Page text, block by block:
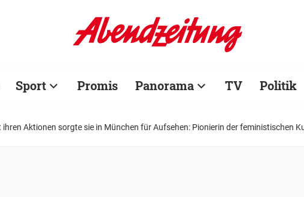
Sport Promis Panorama TV Politik
ihren Aktionen sorgte sie in München für Aufsehen: Pionierin der feministischen